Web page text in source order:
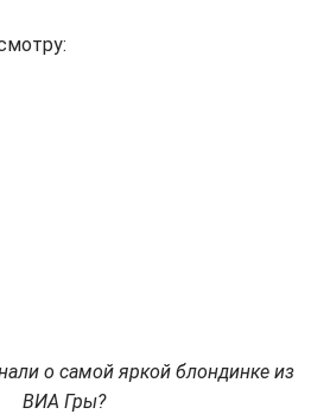
о самой яркой блондинке из
ВИА Гры?